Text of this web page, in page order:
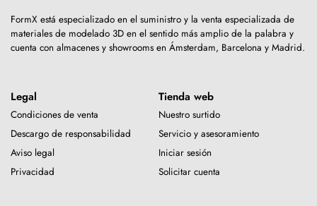
FormX está especializado en el suministro y la venta especializada de
materiales de modelado 3D en el sentido más amplio de la palabra y
cuenta con almacenes y showrooms en Ámsterdam, Barcelona y Madrid.
Legal
Condiciones de venta
Descargo de responsabilidad
Aviso legal
Privacidad
Tienda web
Nuestro surtido
Servicio y asesoramiento
Iniciar sesión
Solicitar cuenta